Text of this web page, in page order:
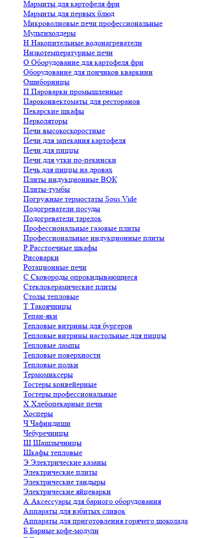
Мармиты для картофеля фри
Мармиты для первых блюд
Микроволновые печи профессиональные
Мультихолдеры
Н Накопительные водонагреватели
Низкотемпературные печи
О Оборудование для картофеля фри
Оборудование для пончиков кваркини
Ошиборницы
П Пароварки промышленные
Пароконвектоматы для ресторанов
Пекарские шкафы
Перколяторы
Печи высокоскоростные
Печи для запекания картофеля
Печи для пиццы
Печи для утки по-пекински
Печь для пиццы на дровах
Плиты индукционные ВОК
Плиты-тумбы
Погружные термостаты Sous Vide
Подогреватели посуды
Подогреватели тарелок
Профессиональные газовые плиты
Профессиональные индукционные плиты
Р Расстоечные шкафы
Рисоварки
Ротационные печи
С Сковороды опрокидывающиеся
Стеклокерамические плиты
Столы тепловые
Т Такоячницы
Тепан-яки
Тепловые витрины для бургеров
Тепловые витрины настольные для пиццы
Тепловые лампы
Тепловые поверхности
Тепловые полки
Термомиксеры
Тостеры конвейерные
Тостеры профессиональные
Х Хлебопекарные печи
Хосперы
ЧЧафиндиши
Чебуречницы
Ш Шашлычницы
Шкафы тепловые
Э Электрические казаны
Электрические плиты
Электрические тандыры
Электрические яйцеварки
А Аксессуары для барного оборудования
Аппараты для взбитых сливок
Аппараты для приготовления горячего шоколада
Б Барные кофе-модули